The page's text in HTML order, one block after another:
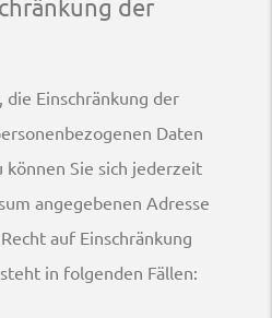
der
die Einschränkung der
Daten
können Sie sich jederzeit
angegebenen Adresse
auf Einschränkung
in folgenden Fällen: